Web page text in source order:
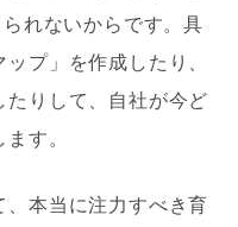
れないからです。具
プ」を作成したり、
りして、自社が今ど
す。
、本当に注力すべき育